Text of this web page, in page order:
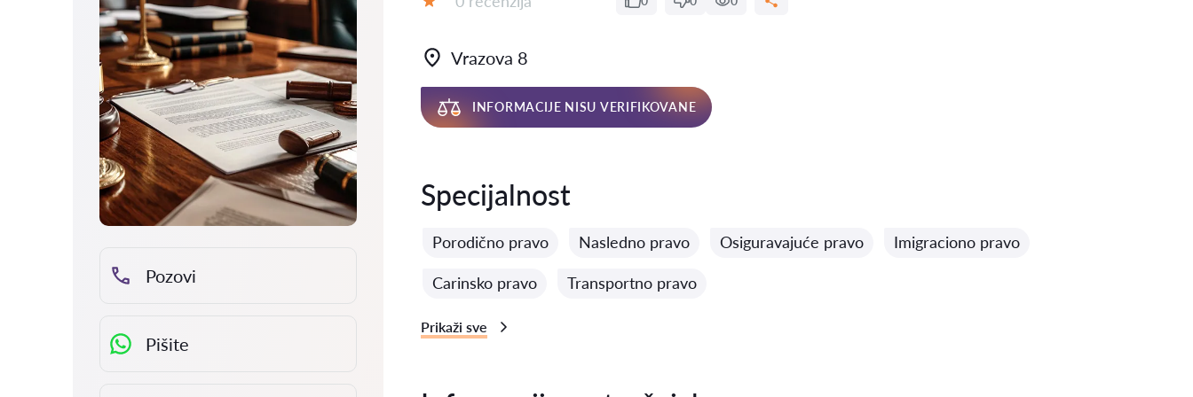
Pozovi
Pišite
Vrazova 8
INFORMACIJE NISU VERIFIKOVANE
Specijalnost
Porodično pravo Nasledno pravo Osiguravajuće pravo Imigraciono pravo
Carinsko pravo Transportno pravo
Prikaži sve